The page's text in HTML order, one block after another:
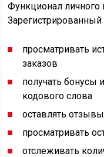
Функционал личного
просматривать
заказов
получать бонусы
кодового слова
оставлять
просматривать
отслеживать